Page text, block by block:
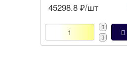
45298.8 ₽/шт